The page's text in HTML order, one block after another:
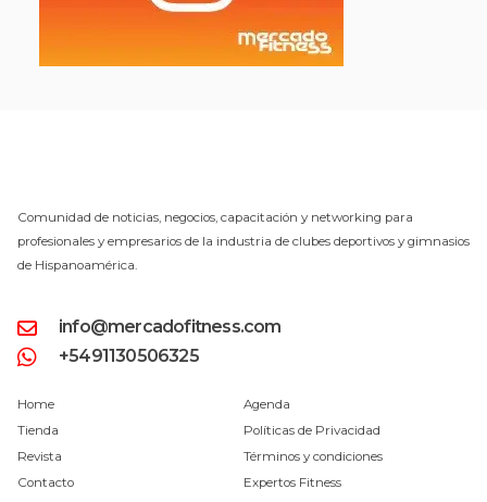
Comunidad de noticias, negocios, capacitación y networking para
profesionales y empresarios de la industria de clubes deportivos y gimnasios
de Hispanoamérica.
info@mercadofitness.com
+5491130506325
Home
Tienda
Revista
Contacto
Agenda
Políticas de Privacidad
Términos y condiciones
Expertos Fitness